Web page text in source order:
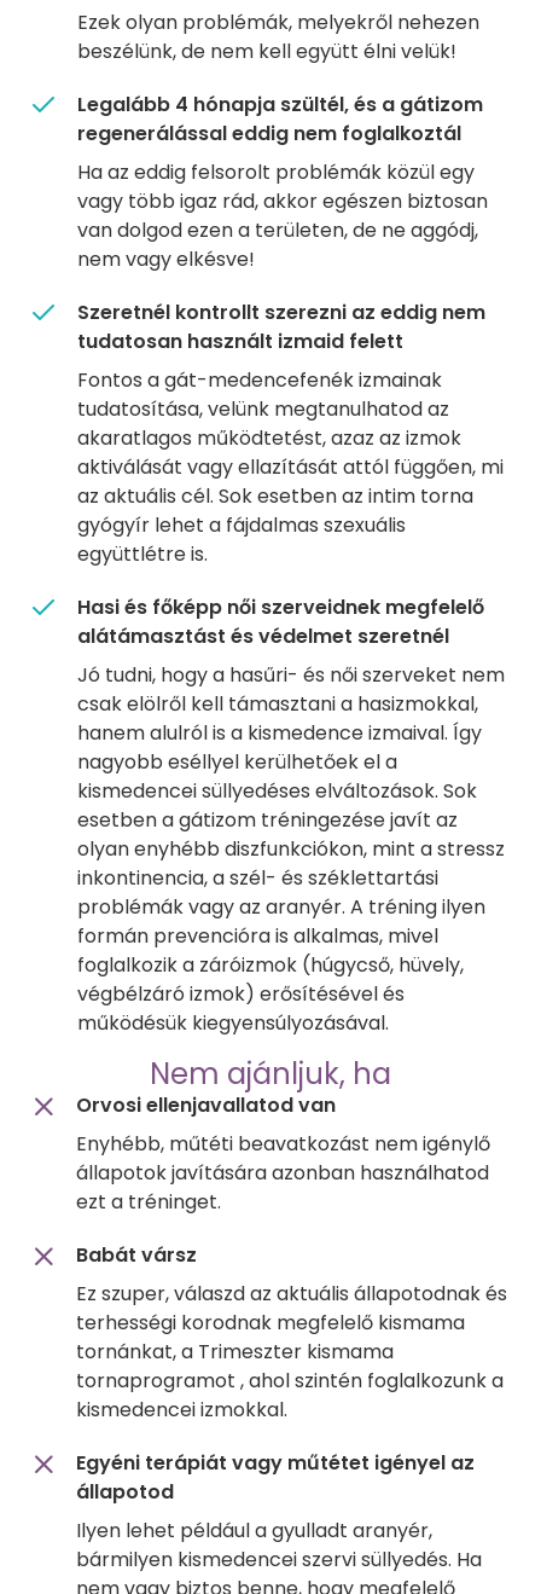
Ezek olyan problémák, melyekről nehezen
beszélünk, de nem kell együtt élni velük!
Legalább 4 hónapja szültél, és a gátizom
regenerálással eddig nem foglalkoztál
Ha az eddig felsorolt problémák közül egy
vagy több igaz rád, akkor egészen biztosan
van dolgod ezen a területen, de ne aggódj,
nem vagy elkésve!
Szeretnél kontrollt szerezni az eddig nem
tudatosan használt izmaid felett
Fontos a gát-medencefenék izmainak
tudatosítása, velünk megtanulhatod az
akaratlagos működtetést, azaz az izmok
aktiválását vagy ellazítását attól függően, mi
az aktuális cél. Sok esetben az intim torna
gyógyír lehet a fájdalmas szexuális
együttlétre is.
Hasi és főképp női szerveidnek megfelelő
alátámasztást és védelmet szeretnél
Jó tudni, hogy a hasűri- és női szerveket nem
csak elölről kell támasztani a hasizmokkal,
hanem alulról is a kismedence izmaival. Így
nagyobb eséllyel kerülhetőek el a
kismedencei süllyedéses elváltozások. Sok
esetben a gátizom tréningezése javít az
olyan enyhébb diszfunkciókon, mint a stressz
inkontinencia, a szél- és széklettartási
problémák vagy az aranyér. A tréning ilyen
formán prevencióra is alkalmas, mivel
foglalkozik a záróizmok (húgycső, hüvely,
végbélzáró izmok) erősítésével és
működésük kiegyensúlyozásával.
Nem ajánljuk, ha
Orvosi ellenjavallatod van
Enyhébb, műtéti beavatkozást nem igénylő
állapotok javítására azonban használhatod
ezt a tréninget.
Babát vársz
Ez szuper, válaszd az aktuális állapotodnak és
terhességi korodnak megfelelő kismama
tornánkat, a Trimeszter kismama
tornaprogramot , ahol szintén foglalkozunk a
kismedencei izmokkal.
Egyéni terápiát vagy műtétet igényel az
állapotod
Ilyen lehet például a gyulladt aranyér,
bármilyen kismedencei szervi süllyedés. Ha